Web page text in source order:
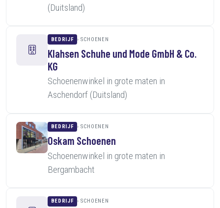
(Duitsland)
BEDRIJF SCHOENEN
Klahsen Schuhe und Mode GmbH & Co.
KG
Schoenenwinkel in grote maten in
Aschendorf (Duitsland)
BEDRIJF SCHOENEN
Oskam Schoenen
Schoenenwinkel in grote maten in
Bergambacht
BEDRIJF SCHOENEN